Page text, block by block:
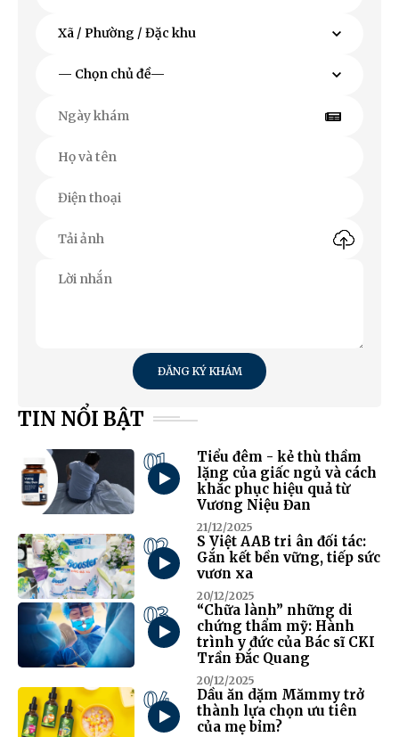
ĐĂNG KÝ KHÁM
TIN NỔI BẬT
01
Tiểu đêm - kẻ thù thầm
lặng của giấc ngủ và cách
khắc phục hiệu quả từ
Vương Niệu Đan
21/12/2025
02
S Việt AAB tri ân đối tác:
Gắn kết bền vững, tiếp sức
vươn xa
20/12/2025
03
“Chữa lành” những di
chứng thẩm mỹ: Hành
trình y đức của Bác sĩ CKI
Trần Đắc Quang
20/12/2025
04
Dầu ăn dặm Mămmy trở
thành lựa chọn ưu tiên
của mẹ bỉm?